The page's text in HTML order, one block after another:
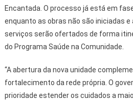
Encantada. O processo já está em
enquanto as obras não são iniciadas e
serviços serão ofertados de forma
do Programa Saúde na Comunidade.
“A abertura da nova unidade
fortalecimento da rede própria. O
prioridade estender os cuidados a